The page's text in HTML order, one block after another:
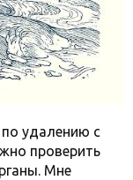
удалению с
проверить
Мне